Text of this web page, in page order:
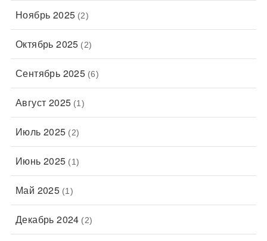
Ноябрь 2025 (2)
Октябрь 2025 (2)
Сентябрь 2025 (6)
Август 2025 (1)
Июль 2025 (2)
Июнь 2025 (1)
Май 2025 (1)
Декабрь 2024 (2)